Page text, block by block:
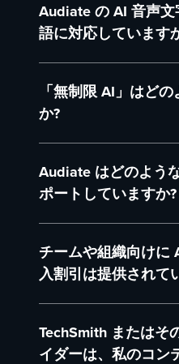
Audiate がプロのナレ
自然なナレーションを
メモ: プレミアム
Camtasia プランまたは
入したユーザーのみが
うかは、選択する
ります。テキストベー
Camtasia Create:
供) を無制限に利
せずに、テキス
ョンを生成したい
す。
Camtasia Pro:最
能に加え、AI ア
きます。レッスン
最適です。
Audiate ビジネス
Audiate の AI 音声文
語に対応しています
語、ドイツ語、イタリ
ジル)、スペイン語 (ス
ルー) をサポートしてい
「無制限 AI」はど
か?
や「クレジット」を消
Audiate の個人向けライ
金を気にすることなく
試行錯誤を好きなだけ
Audiate はどのよう
ポートしていますか?
エクスポート: .wav、
編集して同期できます
チームや組織向けに
入割引は提供されて
別価格をご用意してい
要件に合わせた最適な
TechSmith またはそ
イダーは、私のコン